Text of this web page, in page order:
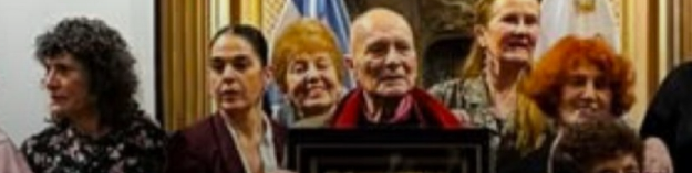
la investigación de dos empleadas del Juzgado de Faltas por presuntas irregularidades
provocó el desprendimiento del techo del galpón del ferrocarril
la zona rural de Firmat: maniataron a una pareja de adultos mayores
de juguetes en Firmat para el EPI y el Hospital Vilela
codo” lanza una campaña de recolección de golosinas para agasajar a los niños en su día